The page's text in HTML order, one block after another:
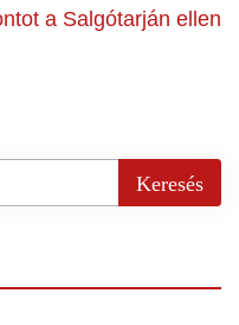
a Salgótarján ellen